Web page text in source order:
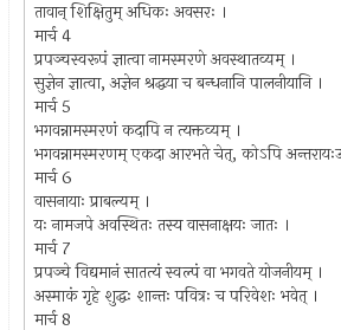
तावान् शिक्षितुम् अधिकः अवसरः ।
मार्च 4
प्रपञ्चस्वरूपं ज्ञात्वा नामस्मरणे अवस्थातव्यम् ।
सुज्ञेन ज्ञात्वा, अज्ञेन श्रद्धया च बन्धनानि पालनीयानि ।
मार्च 5
भगवन्नामस्मरणं कदापि न त्यक्तव्यम् ।
भगवन्नामस्मरणम् एकदा आरभते चेत्, कोऽपि
मार्च 6
वासनायाः प्राबल्यम् ।
यः नामजपे अवस्थितः तस्य वासनाक्षयः जातः ।
मार्च 7
प्रपञ्चे विद्यमानं सातत्यं स्वल्पं वा भगवते योजनीयम् ।
अस्माकं गृहे शुद्धः शान्तः पवित्रः च परिवेशः भवेत् ।
मार्च 8